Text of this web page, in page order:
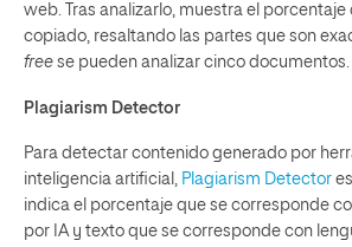
web. Tras analizarlo, muestra el porcentaje
copiado, resaltando las partes que son
free se pueden analizar cinco documentos.
Plagiarism Detector
Para detectar contenido generado por
inteligencia artificial,
Plagiarism Detector
indica el porcentaje que se corresponde
por IA y texto que se corresponde con